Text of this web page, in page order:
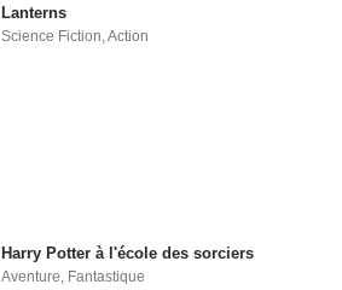
Lanterns
Science Fiction,Action
Harry Potter à l'école des sorciers
Aventure Fantastique